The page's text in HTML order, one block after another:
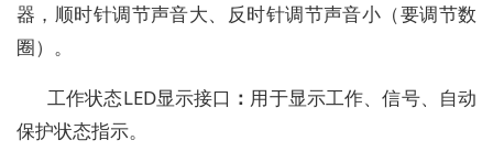
器 ， 顺时针调节声音大、 反时针调节声音小（要调节数
圈）。
工作状态LED显示接口 ： 用于显示工作、信号、自动
保护状态指示。